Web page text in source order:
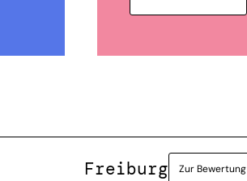
Freiburg Zur Bewertung